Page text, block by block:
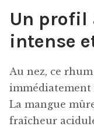
Un profil
intense
Au nez, ce
immédiatement
La mangue
fraîcheur